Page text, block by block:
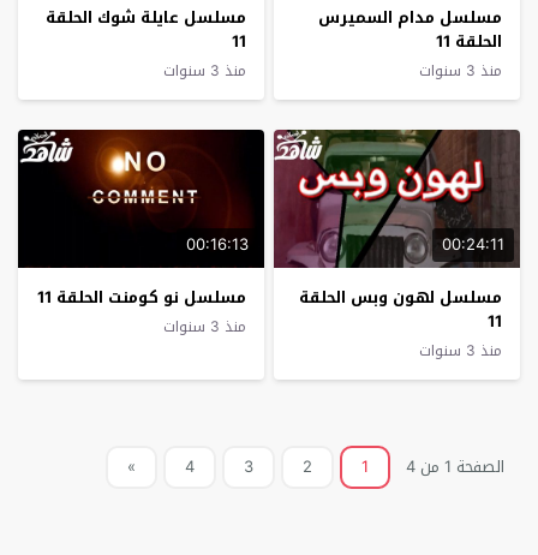
مسلسل مدام السميرس
الحلقة 11
منذ 3 سنوات
مسلسل عايلة شوك الحلقة
11
منذ 3 سنوات
00:24:11
مسلسل لهون وبس الحلقة
11
منذ 3 سنوات
00:16:13
مسلسل نو كومنت الحلقة 11
منذ 3 سنوات
الصفحة 1 من 4 1
2
3
4
»